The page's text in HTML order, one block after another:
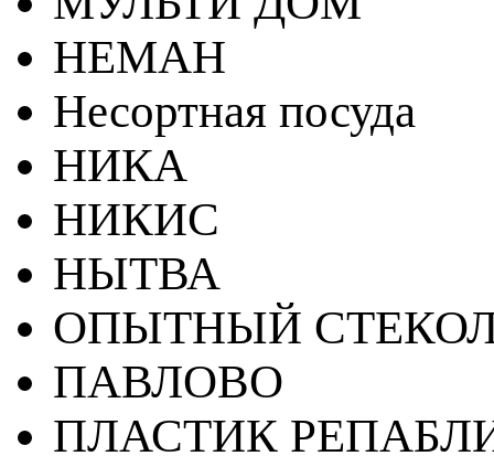
НЕМАН
Несортная посуда
НИКА
НИКИС
НЫТВА
ОПЫТНЫЙ
ПАВЛОВО
ПЛАСТИК